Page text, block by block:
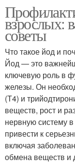
взрослых:
советы
Что такое йод и
Йод — это
ключевую роль в
железы. Он
(Т4) и
веществ, рост и
нервную систему
привести к
включая
обмена веществ и